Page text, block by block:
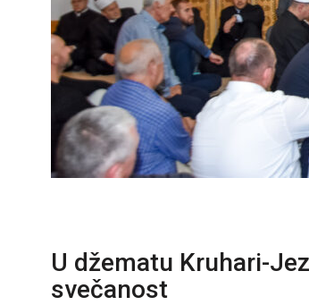
U džematu Kruhari-
svečanost